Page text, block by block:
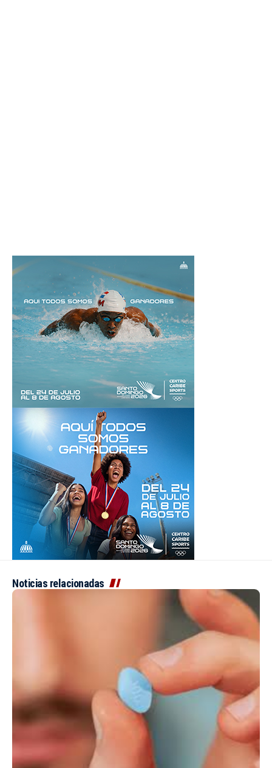
Noticias relacionadas